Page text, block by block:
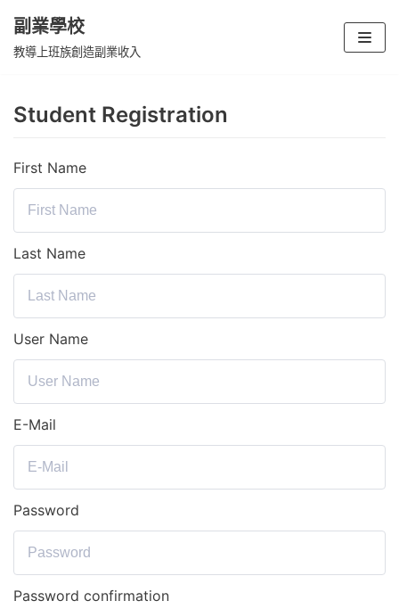
Skip
副業學校
教導上班族創造副業收入
Student Registration
First Name
Last Name
User Name
E-Mail
Password
Password confirmation